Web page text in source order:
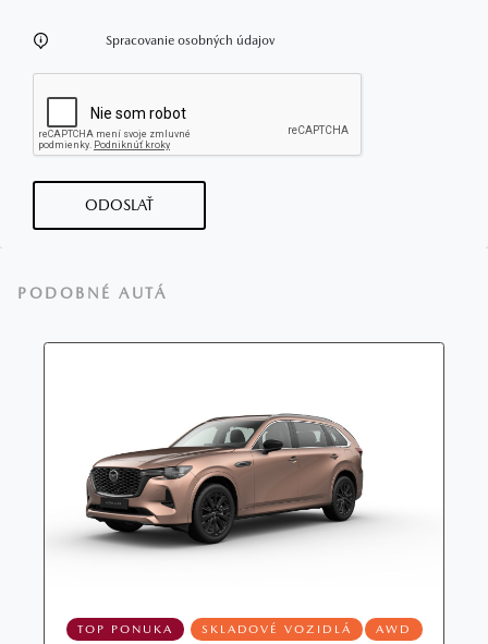
Spracovanie osobných údajov
ODOSLAŤ
PODOBNÉ AUTÁ
TOP PONUKA SKLADOVÉ VOZIDLÁ AWD